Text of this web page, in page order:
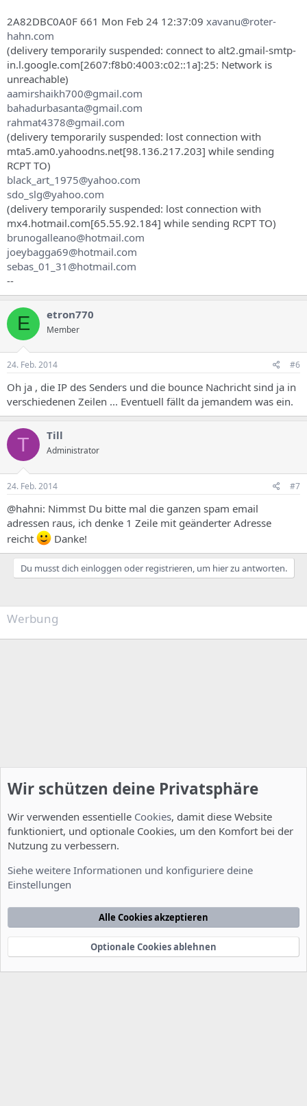
2A82DBC0A0F 661 Mon Feb 24 12:37:09 xavanu@roter-
hahn.com
(delivery temporarily suspended: connect to alt2.gmail-smtp-
in.l.google.com[2607:f8b0:4003:c02::1a]:25: Network is
unreachable)
aamirshaikh700@gmail.com
bahadurbasanta@gmail.com
rahmat4378@gmail.com
(delivery temporarily suspended: lost connection with
mta5.am0.yahoodns.net[98.136.217.203] while sending
RCPT TO)
black_art_1975@yahoo.com
sdo_slg@yahoo.com
(delivery temporarily suspended: lost connection with
mx4.hotmail.com[65.55.92.184] while sending RCPT TO)
brunogalleano@hotmail.com
joeybagga69@hotmail.com
sebas_01_31@hotmail.com
--
E etron770
Member
24. Feb. 2014 #6
Oh ja , die IP des Senders und die bounce Nachricht sind ja in
verschiedenen Zeilen ... Eventuell fällt da jemandem was ein.
T Till
Administrator
24. Feb. 2014 #7
@hahni: Nimmst Du bitte mal die ganzen spam email
adressen raus, ich denke 1 Zeile mit geänderter Adresse
reicht
Danke!
Du musst dich einloggen oder registrieren, um hier zu antworten.
Werbung
Nutzungsbedingungen Datenschutzerklärung
Startseite
e
Community platform by XenForo® © 2010-2022 XenForo Ltd.
xenDach©2010-2014
Wir schützen deine Privatsphäre
Wir verwenden essentielle Cookies, damit diese Website
funktioniert, und optionale Cookies, um den Komfort bei der
Nutzung zu verbessern.
Siehe weitere Informationen und konfiguriere deine
Einstellungen
Alle Cookies akzeptieren
Optionale Cookies ablehnen